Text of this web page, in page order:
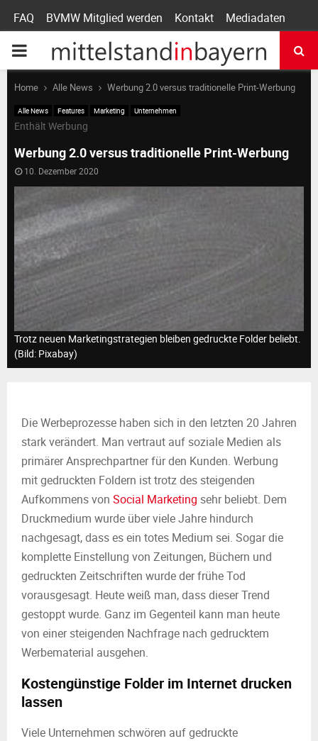
FAQ BVMW Mitglied werden Kontakt Mediadaten
P
R
I
M
A
R
Y
M
E
U
Home Alle News Werbung 2.0 versus traditionelle Print-Werbung
Alle News Features Marketing Unternehmen
Enthält Werbung
Werbung 2.0 versus traditionelle Print-Werbung
10. Dezember 2020
Trotz neuen Marketingstrategien bleiben gedruckte Folder beliebt.
(Bild: Pixabay)
Die Werbeprozesse haben sich in den letzten 20 Jahren
stark verändert. Man vertraut auf soziale Medien als
primärer Ansprechpartner für den Kunden. Werbung
mit gedruckten Foldern ist trotz des steigenden
Aufkommens von Social Marketing sehr beliebt. Dem
Druckmedium wurde über viele Jahre hindurch
nachgesagt, dass es ein totes Medium sei. Sogar die
komplette Einstellung von Zeitungen, Büchern und
gedruckten Zeitschriften wurde der frühe Tod
vorausgesagt. Heute weiß man, dass dieser Trend
gestoppt wurde. Ganz im Gegenteil kann man heute
von einer steigenden Nachfrage nach gedrucktem
Werbematerial ausgehen.
Kostengünstige Folder im Internet drucken
lassen
Viele Unternehmen schwören auf gedruckte